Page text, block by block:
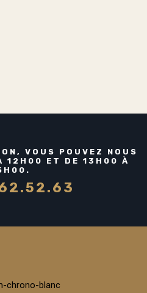
VOUS POUVEZ NOUS
12H00 ET DE 13H00 À